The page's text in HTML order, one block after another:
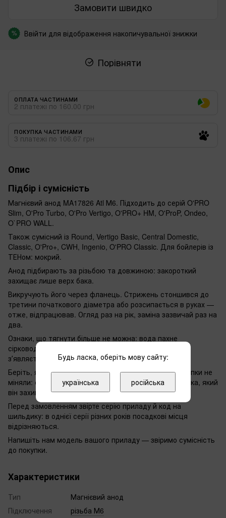
Замовити швидко
% Ввійти для відображення накопичувальної знижки
Порівняти
ОПЛАТА ЧАСТИНАМИ
2 платежі по 160.00 грн
ПОКУПКА ЧАСТИНАМИ
3 платежі по 106.67 грн
Опис
Підбір і сумісність
Магнієвий анод MA17826 Atl М6. Підходить до серій O'PRO
Slim, O'Pro Turbo, O'Pro Vertigo, O'PRO+ HM, O'ProP, Ondeo,
O`PRO WALL.
Також сумісний із Round, Vertigo Basic, Central Domestic,
Classic, O'Pro+, CWH, Ingenio, O'PRO Classic. Для бойлерів із
ТЕНом: мокрий.
Анод підбирають за різьбою та довжиною: закороткий
захищає лише верх бака.
Викручують його через фланець. Стрижень стоншився до
третини початкового діаметра або розсипається в руках —
отже, відпрацював. Огляд раз на рік, заміна зазвичай раз на
два.
Ознаки, що тягнути більше не можна: вода пахне
сірководнем, бак клацає під час нагріву, на зливі
зʼявляється іржава завись.
Беріть, якщо бойлеру більше двох років і анод із покупки не
міняли: стрижень коштує частки відсотка від ціни бака, який
він захищає.
Перед замовленням звірте серію приладу й код на
шильдику: в однієї серії різних років посадкові місця
відрізняються.
Напишіть нам модель вашого приладу — звіримо сумісність
до покупки.
Характеристики
Тип
Магнієвий анод
Підключення
різьба М6
Будь ласка, оберіть мову сайту:
українська російська